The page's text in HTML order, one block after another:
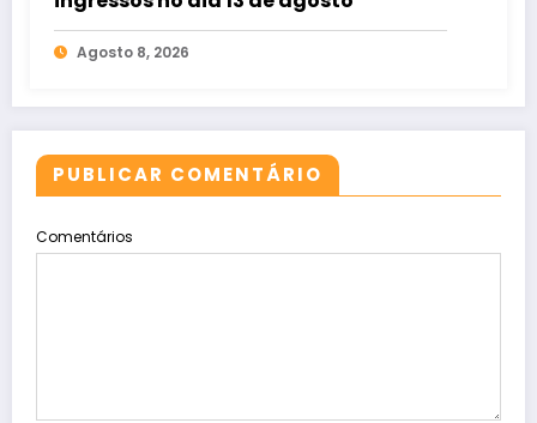
Agosto 8, 2026
PUBLICAR COMENTÁRIO
Comentários